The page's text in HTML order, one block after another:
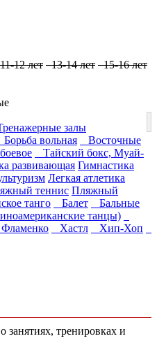
12 лет 13-14 лет 15-16 лет
залы
Борьба вольная
Восточные
Тайский бокс, Муай-
развивающая Гимнастика
Легкая атлетика
теннис Пляжный
танго Балет
Бальные
танцы)
Хастл
Хип-Хоп
тренировках и